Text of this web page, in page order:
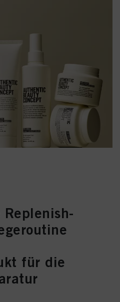
Replenish-
für die